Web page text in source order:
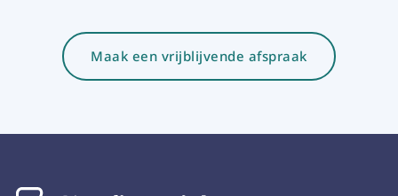
Maak een vrijblijvende afspraak